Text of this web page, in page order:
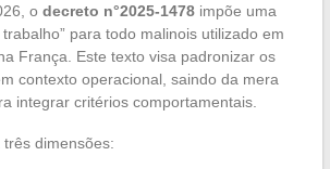
o decreto n°2025-1478impõe uma
para todo malinois utilizado em
França. Este texto visa padronizar os
contexto operacional, saindo da mera
integrar critérios comportamentais.
dimensões: